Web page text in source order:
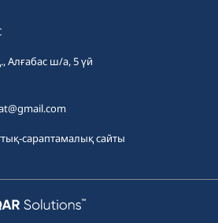
Алғабас ш/а, 5 үй
сараптамалық сайты